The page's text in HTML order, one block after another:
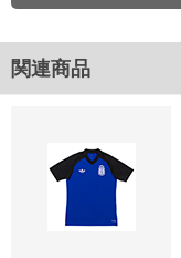
関連商品